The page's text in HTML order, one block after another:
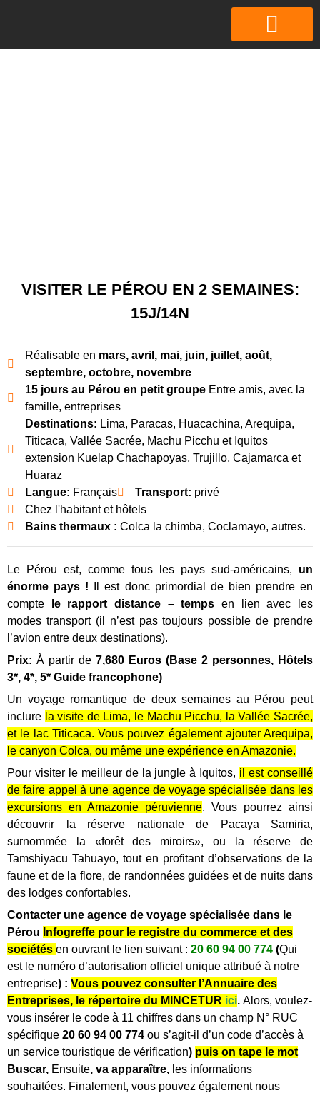
VISITER LE PÉROU EN 2 SEMAINES:
15J/14N
Réalisable en mars, avril, mai, juin, juillet, août,
septembre, octobre, novembre
15 jours au Pérou en petit groupe Entre amis, avec la
famille, entreprises
Destinations: Lima, Paracas, Huacachina, Arequipa,
Titicaca, Vallée Sacrée, Machu Picchu et Iquitos
extension Kuelap Chachapoyas, Trujillo, Cajamarca et
Huaraz
Langue: Français Transport: privé
Chez l'habitant et hôtels
Bains thermaux : Colca la chimba, Coclamayo, autres.
Le Pérou est, comme tous les pays sud-américains, un
énorme pays ! Il est donc primordial de bien prendre en
compte
le rapport distance – temps en lien avec les
modes transport (il n’est pas toujours possible de prendre
l’avion entre deux destinations).
Prix: À partir de 7,680 Euros (Base 2 personnes, Hôtels
3*, 4*, 5* Guide francophone)
Un voyage romantique de deux semaines au Pérou peut
inclure la visite de Lima, le Machu Picchu, la Vallée Sacrée,
et le lac Titicaca. Vous pouvez également ajouter Arequipa,
le canyon Colca, ou même une expérience en Amazonie.
Pour visiter le meilleur de la jungle à Iquitos, il est conseillé
de faire appel à une agence de voyage spécialisée dans les
excursions en Amazonie péruvienne. Vous pourrez ainsi
découvrir la réserve nationale de Pacaya Samiria,
surnommée la «forêt des miroirs», ou la réserve de
Tamshiyacu Tahuayo, tout en profitant d’observations de la
faune et de la flore, de randonnées guidées et de nuits dans
des lodges confortables.
Contacter une agence de voyage spécialisée dans le
Pérou Infogreffe pour le registre du commerce et des
sociétés en ouvrant le lien suivant : 20 60 94 00 774 (Qui
est le numéro d’autorisation officiel unique attribué à notre
entreprise) : Vous pouvez consulter l’Annuaire des
Entreprises, le répertoire du MINCETUR ici. Alors, voulez-
vous insérer le code à 11 chiffres dans un champ N° RUC
spécifique 20 60 94 00 774 ou s’agit-il d’un code d’accès à
un service touristique de vérification) puis on tape le mot
Buscar, Ensuite, va apparaître, les informations
souhaitées. Finalement, vous pouvez également nous